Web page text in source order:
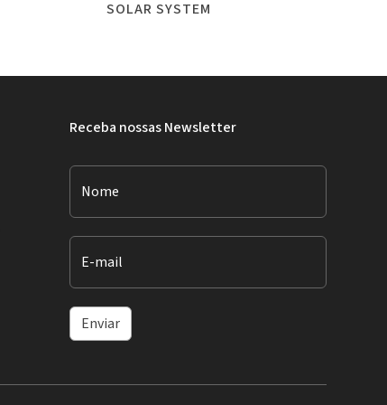
SOLAR SYSTEM
Receba nossas Newsletter
Nome
E-mail
Enviar